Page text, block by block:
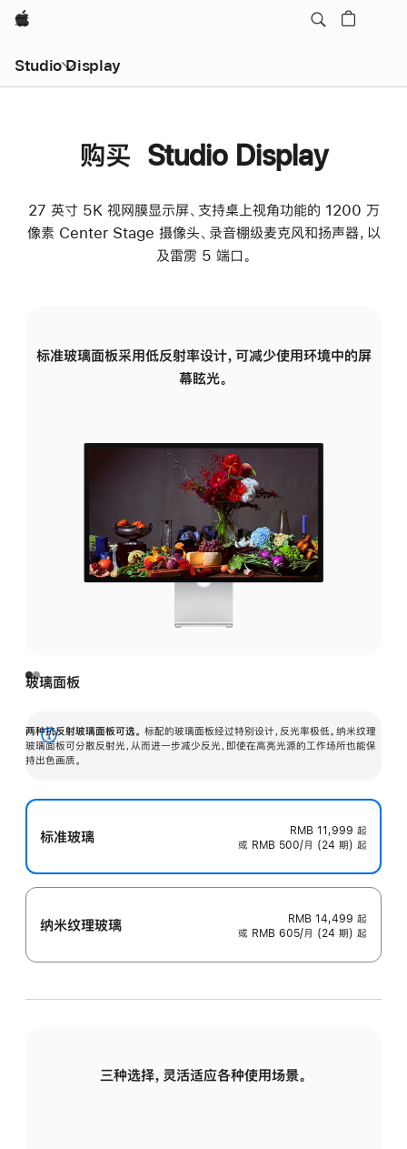
Apple
Studio Display
购买 Studio Display
27 英寸 5K 视网膜显示屏、支持桌上视角功能的 1200 万
像素 Center Stage 摄像头、录音棚级麦克风和扬声器，以
及雷雳 5 端口。
标准玻璃面板采用低反射率设计，可减少使用环境中的屏
幕眩光。
玻璃面板
两种抗反射玻璃面板可选。 标配的玻璃面板经过特别设计，反光率极低。纳米纹理
玻璃面板可分散反射光，从而进一步减少反光，即使在高亮光源的工作场所也能保
持出色画质。
展
开
标准玻璃 RMB 11,999 起
或 RMB 500/月 (24 期) 起
纳米纹理玻璃 RMB 14,499 起
或 RMB 605/月 (24 期) 起
三种选择，灵活适应各种使用场景。